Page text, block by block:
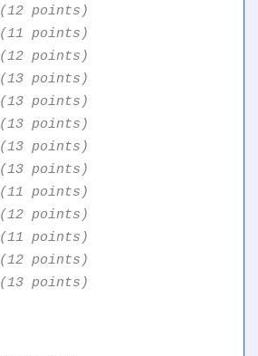
(12 points)
(11 points)
(12 points)
(13 points)
(13 points)
(13 points)
(13 points)
(13 points)
(11 points)
(12 points)
(11 points)
(12 points)
(13 points)